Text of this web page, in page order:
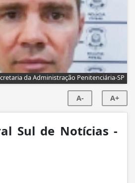
da Administração Penitenciária-SP
A- A+
Sul de Notícias -